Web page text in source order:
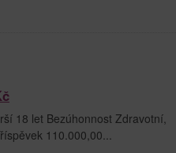
18 let Bezúhonnost Zdravotní,
110.000,00...